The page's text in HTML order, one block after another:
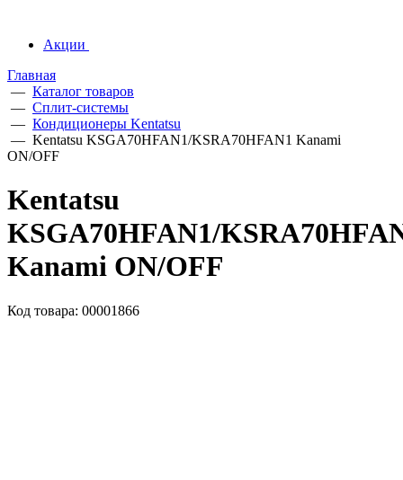
Акции
Главная
— Каталог товаров
— Сплит-системы
— Кондиционеры Kentatsu
— Kentatsu KSGA70HFAN1/KSRA70HFAN1 Kanami
ON/OFF
Kentatsu
KSGA70HFAN1/
Kanami ON/OFF
Код товара: 00001866